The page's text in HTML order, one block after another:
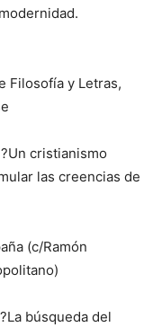
Filosofía y Letras,
cristianismo
las creencias de
(c/Ramón
búsqueda del